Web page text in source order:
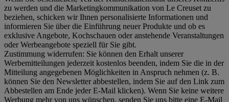
zu werden und die Marketingkommunikation von Le Creuset zu
beziehen, schicken wir Ihnen personalisierte Informationen und
informieren Sie über die Einführung neuer Produkte und ob es
exklusive Angebote, Kochschauen oder anstehende Veranstaltungen
oder Werbeangebote speziell für Sie gibt.
Zustimmung widerrufen: Sie können den Erhalt unserer
Werbemitteilungen jederzeit kostenlos beenden, indem Sie die in der
Mitteilung angegebenen Möglichkeiten in Anspruch nehmen (z. B.
können Sie den Newsletter abbestellen, indem Sie auf den Link zum
Abbestellen am Ende jeder E-Mail klicken). Wenn Sie keine weitere
Werbung mehr von uns wünschen, senden Sie uns bitte eine E-Mail